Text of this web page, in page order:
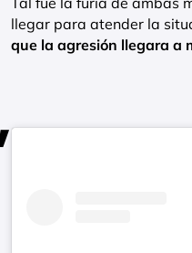
llegar para atender la
que la agresión llegara a